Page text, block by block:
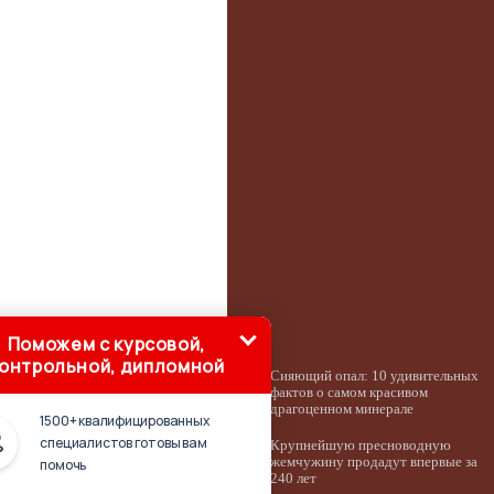
Сияющий опал: 10 удивительных
фактов о самом красивом
драгоценном минерале
Крупнейшую пресноводную
жемчужину продадут впервые за
240 лет
Поможем с курсовой,
дипломной
1500+ квалифицированных
специалистов готовы вам
помочь